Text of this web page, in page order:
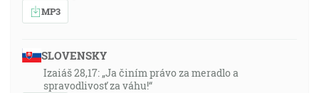
MP3
SLOVENSKY
Izaiáš 28,17: „Ja činím právo za meradlo a
spravodlivosť za váhu!“